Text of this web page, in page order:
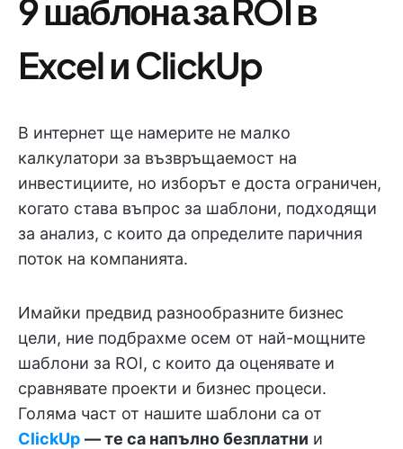
9 шаблона за ROI в
Excel и ClickUp
В интернет ще намерите не малко
калкулатори за възвръщаемост на
инвестициите, но изборът е доста ограничен,
когато става въпрос за шаблони, подходящи
за анализ, с които да определите паричния
поток на компанията.
Имайки предвид разнообразните бизнес
цели, ние подбрахме осем от най-мощните
шаблони за ROI, с които да оценявате и
сравнявате проекти и бизнес процеси.
Голяма част от нашите шаблони са от
ClickUp — те са напълно безплатни и